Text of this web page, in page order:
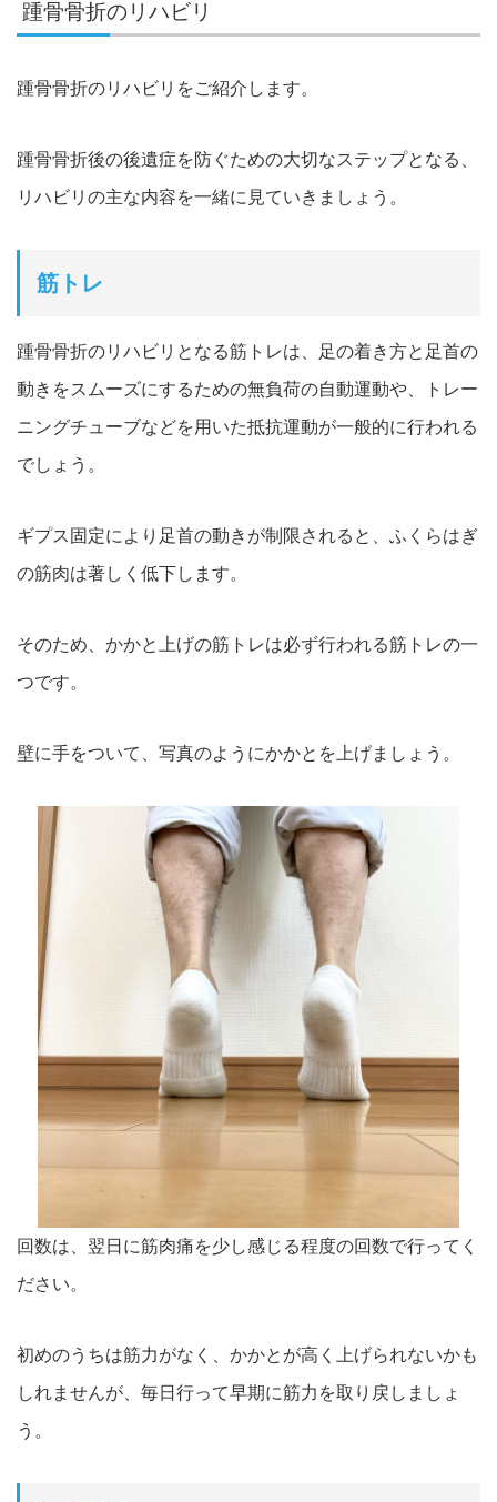
踵骨骨折のリハビリ
踵骨骨折のリハビリをご紹介します。
踵骨骨折後の後遺症を防ぐための大切なステップとなる、
リハビリの主な内容を一緒に見ていきましょう。
筋トレ
踵骨骨折のリハビリとなる筋トレは、足の着き方と足首の
動きをスムーズにするための無負荷の自動運動や、トレー
ニングチューブなどを用いた抵抗運動が一般的に行われる
でしょう。
ギプス固定により足首の動きが制限されると、ふくらはぎ
の筋肉は著しく低下します。
そのため、かかと上げの筋トレは必ず行われる筋トレの一
つです。
壁に手をついて、写真のようにかかとを上げましょう。
回数は、翌日に筋肉痛を少し感じる程度の回数で行ってく
ださい。
初めのうちは筋力がなく、かかとが高く上げられないかも
しれませんが、毎日行って早期に筋力を取り戻しましょ
う。